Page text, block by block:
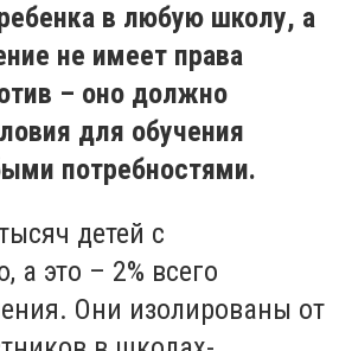
в любую школу, а
не имеет права
– оно должно
для обучения
потребностями.
детей с
а это – 2% всего
Они изолированы от